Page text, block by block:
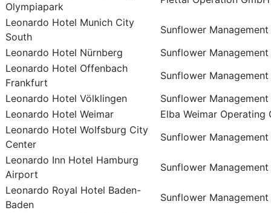
Olympiapark
Leonardo Hotel Munich City
South
Sunflower Management
Leonardo Hotel Nürnberg
Sunflower Management
Leonardo Hotel Offenbach
Frankfurt
Sunflower Management
Leonardo Hotel Völklingen
Sunflower Management
Leonardo Hotel Weimar
Elba Weimar Operating
Leonardo Hotel Wolfsburg City
Center
Sunflower Management
Leonardo Inn Hotel Hamburg
Airport
Sunflower Management
Leonardo Royal Hotel Baden-
Baden
Sunflower Management